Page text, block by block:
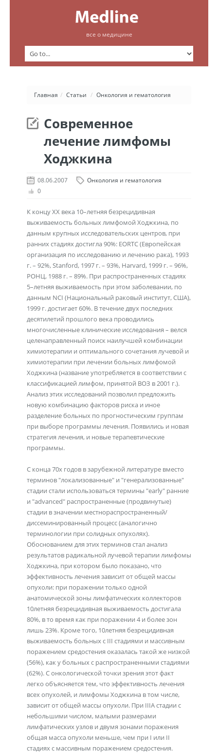
все о медицине
Главная / Статьи / Онкология и гематология
Современное
лечение лимфомы
Ходжкина
08.06.2007
Онкология и гематология
0
К концу ХХ века 10–летняя безрецидивная
выживаемость больных лимфомой Ходжкина, по
данным крупных исследовательских центров, при
ранних стадиях достигла 90%: EORTC (Европейская
организация по исследованию и лечению рака), 1993
г. – 92%, Stanford, 1997 г. – 93%, Harvard, 1999 г. – 96%,
РОНЦ, 1988 г. – 89%. При распространенных стадиях
5–летняя выживаемость при этом заболевании, по
данным NCI (Национальный раковый институт, США),
1999 г. достигает 60%. В течение двух последних
десятилетий прошлого века проводились
многочисленные клинические исследования – велся
целенаправленный поиск наилучшей комбинации
химиотерапии и оптимального сочетания лучевой и
химиотерапии при лечении больных лимфомой
Ходжкина (название употребляется в соответствии с
классификацией лимфом, принятой ВОЗ в 2001 г.).
Анализ этих исследований позволил предложить
новую комбинацию факторов риска и иное
разделение больных по прогностическим группам
при выборе программы лечения. Появились и новая
стратегия лечения, и новые терапевтические
программы.
С конца 70х годов в зарубежной литературе вместо
терминов "локализованные" и "генерализованные"
стадии стали использоваться термины "early" ранние
и "advanced" распространенные (продвинутые)
стадии в значении местнораспространенный/
диссеминированный процесс (аналогично
терминологии при солидных опухолях).
Обоснованием для этих терминов стал анализ
результатов радикальной лучевой терапии лимфомы
Ходжкина, при котором было показано, что
эффективность лечения зависит от общей массы
опухоли: при поражении только одной
анатомической зоны лимфатических коллекторов
10летняя безрецидивная выживаемость достигала
80%, в то время как при поражении 4 и более зон
лишь 23%. Кроме того, 10летняя безрецидивная
выживаемость больных с III стадиями и массивным
поражением средостения оказалась такой же низкой
(56%), как у больных с распространенными стадиями
(62%). С онкологической точки зрения этот факт
легко объясняется тем, что эффективность лечения
всех опухолей, и лимфомы Ходжкина в том числе,
зависит от общей массы опухоли. При IIIА стадии с
небольшими числом, малыми размерами
лимфатических узлов и двумя зонами поражения
общая масса опухоли меньше, чем при I или II
стадиях с массивным поражением средостения.